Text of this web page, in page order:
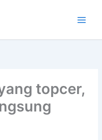
topcer,